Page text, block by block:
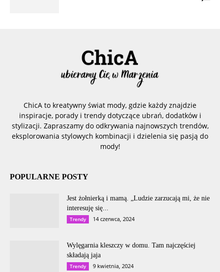
ChicA to kreatywny świat mody, gdzie każdy znajdzie
inspiracje, porady i trendy dotyczące ubrań, dodatków i
stylizacji. Zapraszamy do odkrywania najnowszych trendów,
eksplorowania stylowych kombinacji i dzielenia się pasją do
mody!
POPULARNE POSTY
Jest żołnierką i mamą. „Ludzie zarzucają mi, że nie
interesuję się...
Trendy 14 czerwca, 2024
Wylęgarnia kleszczy w domu. Tam najczęściej
składają jaja
Trendy 9 kwietnia, 2024